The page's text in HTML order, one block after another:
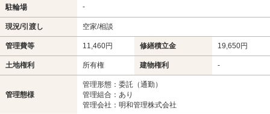
駐輪場 -
現況/引渡し 空家/相談
管理費等 11,460円 修繕積立金 19,650円
土地権利 所有権 建物権利 -
管理態様
管理形態：委託（通勤）
管理組合：あり
管理会社：明和管理株式会社